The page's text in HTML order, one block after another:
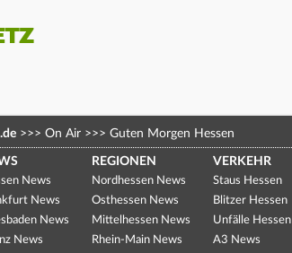
>>> On Air >>> Guten Morgen Hessen
News
News
News
News
REGIONEN
Nordhessen News
Osthessen News
Mittelhessen News
Rhein-Main News
VERKEHR
Staus Hessen
Blitzer Hessen
Unfälle Hessen
A3 News